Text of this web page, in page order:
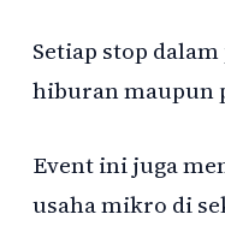
Setiap stop
hiburan maupun
Event ini juga
usaha mikro di